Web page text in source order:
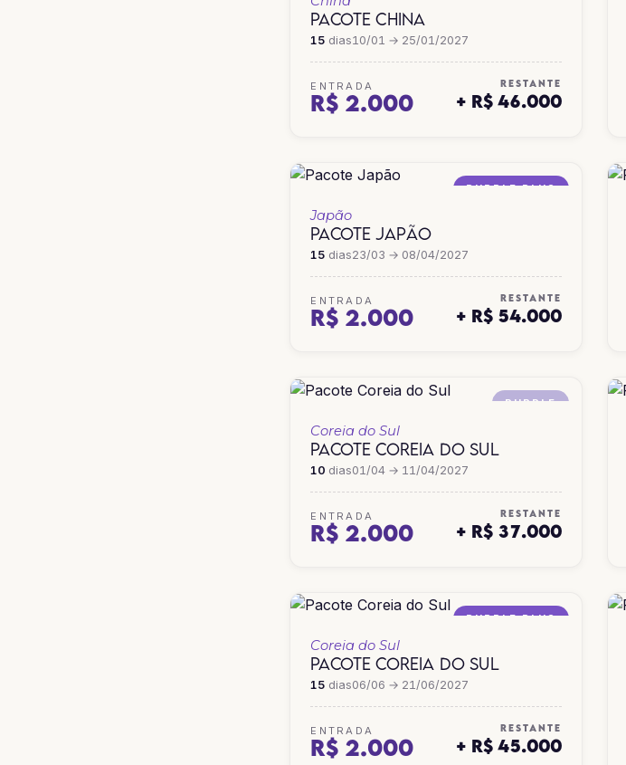
PACOTE CHINA
15 dias10/01 → 25/01/2027
ENTRADA
R$ 2.000
RESTANTE
+ R$ 46.000
PURPLE PLUS
Japão
PACOTE JAPÃO
15 dias23/03 → 08/04/2027
ENTRADA
R$ 2.000
RESTANTE
+ R$ 54.000
PURPLE
Coreia do Sul
PACOTE COREIA DO SUL
10 dias01/04 → 11/04/2027
ENTRADA
R$ 2.000
RESTANTE
+ R$ 37.000
PURPLE PLUS
Coreia do Sul
PACOTE COREIA DO SUL
15 dias06/06 → 21/06/2027
ENTRADA
R$ 2.000
RESTANTE
+ R$ 45.000